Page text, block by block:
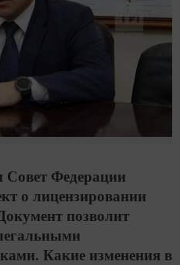
Совет Федерации
о лицензировании
позволит
Какие изменения в